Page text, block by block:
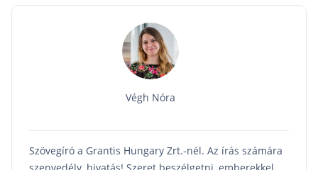
Állampapír
Legjobb befektetés
Részvény vásárlás
Befektetési alapok
Gyermek megtakarítás
Végh Nóra
Szövegíró a Grantis Hungary Zrt.-nél. Az írás számára